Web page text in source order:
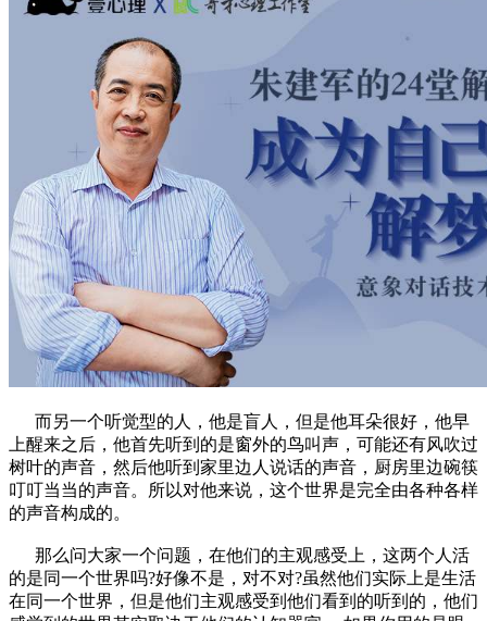
而另一个听觉型的人，他是盲人，但是他耳朵很好，他早
上醒来之后，他首先听到的是窗外的鸟叫声，可能还有风吹过
树叶的声音，然后他听到家里边人说话的声音，厨房里边碗筷
叮叮当当的声音。所以对他来说，这个世界是完全由各种各样
的声音构成的。
那么问大家一个问题，在他们的主观感受上，这两个人活
的是同一个世界吗?好像不是，对不对?虽然他们实际上是生活
在同一个世界，但是他们主观感受到他们看到的听到的，他们